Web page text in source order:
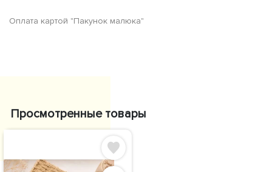
Оплата картой "Пакунок малюка"
Просмотренные товары